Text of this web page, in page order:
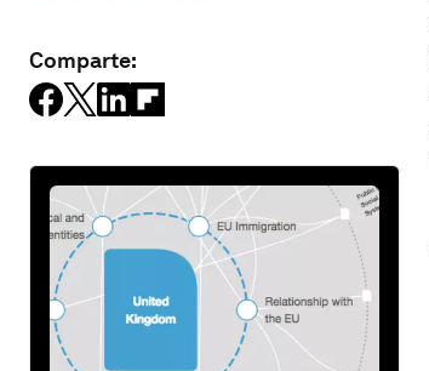
Comparte: